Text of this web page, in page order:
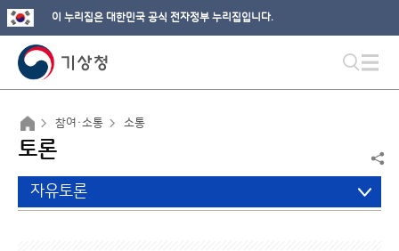
이 누리집은 대한민국 공식 전자정부 누리집입니다.
참여·소통 소통
토론
자유토론